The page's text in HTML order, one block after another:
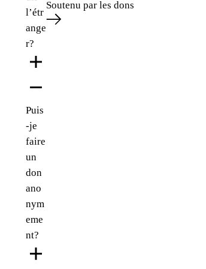
l’étr
ange
r?
Puis
-je
faire
un
don
ano
nym
eme
nt?
Soutenu par les dons